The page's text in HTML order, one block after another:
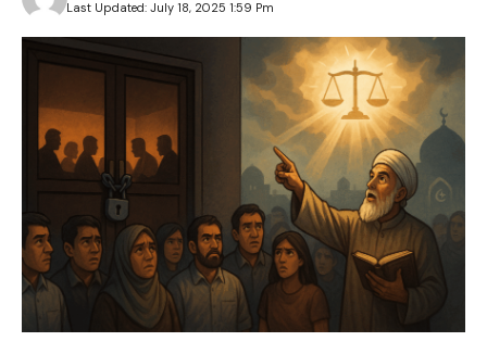
Last Updated: July 18, 2025 1:59 Pm